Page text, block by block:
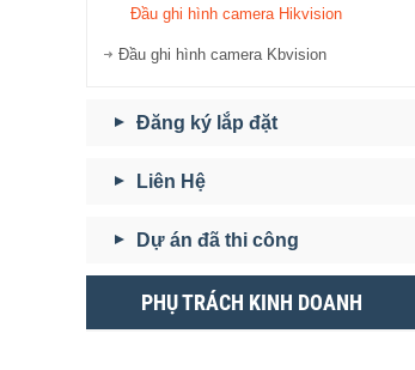
Đầu ghi hình camera Hikvision
Đầu ghi hình camera Kbvision
Đăng ký lắp đặt
Liên Hệ
Dự án đã thi công
PHỤ TRÁCH KINH DOANH